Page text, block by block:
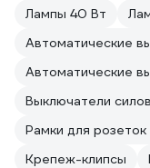
Лампы 40 Вт
Автоматические
Автоматические
Выключатели
Рамки для розеток
Крепеж-клипсы